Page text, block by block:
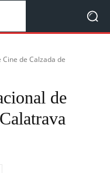
de Calzada de
de